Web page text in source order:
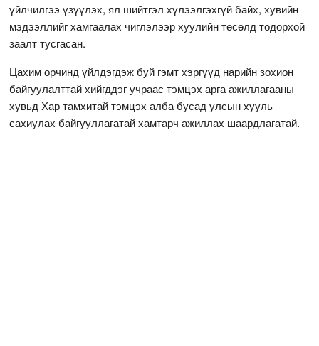
үйлчилгээ үзүүлэх, ял шийтгэл хүлээлгэхгүй байх, хувийн
мэдээллийг хамгаалах чиглэлээр хуулийн төсөлд тодорхой
заалт тусгасан.
Цахим орчинд үйлдэгдэж буй гэмт хэргүүд нарийн зохион
байгуулалттай хийгддэг учраас тэмцэх арга ажиллагааны
хувьд Хар тамхитай тэмцэх алба бусад улсын хууль
сахиулах байгууллагатай хамтарч ажиллах шаардлагатай.